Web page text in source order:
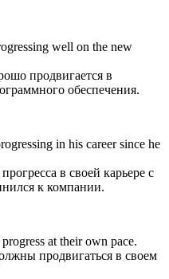
well on the new
продвигается в
обеспечения.
in his career since he
в своей карьере с
к компании.
at their own pace.
продвигаться в своем